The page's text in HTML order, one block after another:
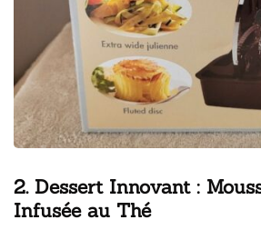
2. Dessert Innovant :
Infusée au Thé